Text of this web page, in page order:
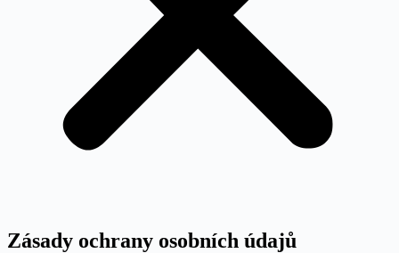
Zásady ochrany osobních údajů